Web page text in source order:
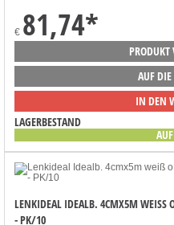
€ 81,74*
PRODUKT
AUF
IN DEN
LAGERBESTAND
LENKIDEAL IDEALB. 4CMX5M WEISS
PK/10